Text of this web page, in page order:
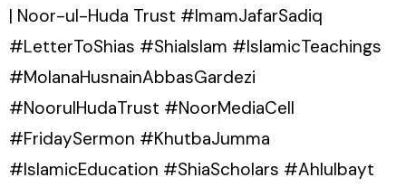
| Noor-ul-Huda Trust #ImamJafarSadiq
#LetterToShias #ShiaIslam #IslamicTeachings
#MolanaHusnainAbbasGardezi
#NoorulHudaTrust #NoorMediaCell
#FridaySermon #KhutbaJumma
#IslamicEducation #ShiaScholars #Ahlulbayt